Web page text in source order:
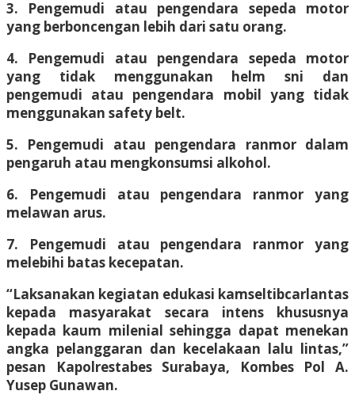
3. Pengemudi atau pengendara sepeda motor
yang berboncengan lebih dari satu orang.
4. Pengemudi atau pengendara sepeda motor
yang tidak menggunakan helm sni dan
pengemudi atau pengendara mobil yang tidak
menggunakan safety belt.
5. Pengemudi atau pengendara ranmor dalam
pengaruh atau mengkonsumsi alkohol.
6. Pengemudi atau pengendara ranmor yang
melawan arus.
7. Pengemudi atau pengendara ranmor yang
melebihi batas kecepatan.
“Laksanakan kegiatan edukasi kamseltibcarlantas
kepada masyarakat secara intens khususnya
kepada kaum milenial sehingga dapat menekan
angka pelanggaran dan kecelakaan lalu lintas,”
pesan Kapolrestabes Surabaya, Kombes Pol A.
Yusep Gunawan.